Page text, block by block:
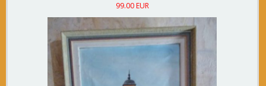
99.00 EUR